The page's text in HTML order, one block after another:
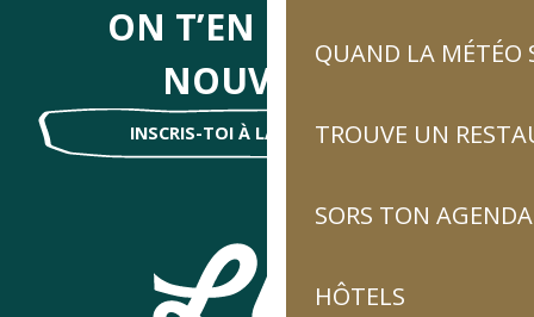
QUAND LA MÉTÉO
TROUVE UN
SORS TON AGENDA
HÔTELS
ON T’EN DIRA DES
NOUVELLES
INSCRIS-TOI À LA NEWSLETTER !